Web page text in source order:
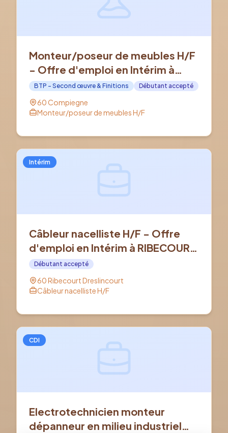
Monteur/poseur de meubles H/F
- Offre d'emploi en Intérim à
COMPIEGNE (60)
BTP - Second œuvre & Finitions Débutant accepté
60 Compiegne
Monteur/poseur de meubles H/F
Intérim
Câbleur nacelliste H/F - Offre
d'emploi en Intérim à RIBECOURT
DRESLINCOURT (60)
Débutant accepté
60 Ribecourt Dreslincourt
Câbleur nacelliste H/F
CDI
Electrotechnicien monteur
dépanneur en milieu industriel